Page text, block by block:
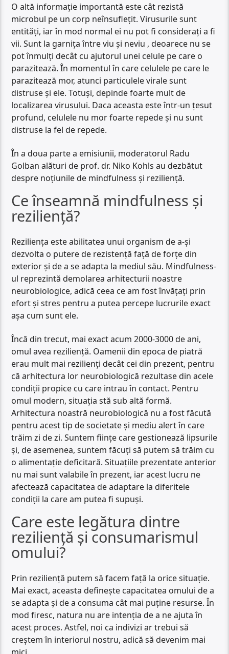
O altă informație importantă este cât rezistă
microbul pe un corp neînsuflețit. Virusurile sunt
entități, iar în mod normal ei nu pot fi considerați a fi
vii. Sunt la garnița între viu și neviu , deoarece nu se
pot înmulți decât cu ajutorul unei celule pe care o
parazitează. În momentul în care celulele pe care le
parazitează mor, atunci particulele virale sunt
distruse și ele. Totuși, depinde foarte mult de
localizarea virusului. Daca aceasta este într-un țesut
profund, celulele nu mor foarte repede și nu sunt
distruse la fel de repede.
În a doua parte a emisiunii, moderatorul Radu
Golban alături de prof. dr. Niko Kohls au dezbătut
despre noțiunile de mindfulness și reziliență.
Ce înseamnă mindfulness și
reziliență?
Reziliența este abilitatea unui organism de a-și
dezvolta o putere de rezistență față de forțe din
exterior și de a se adapta la mediul său. Mindfulness-
ul reprezintă demolarea arhitecturii noastre
neurobiologice, adică ceea ce am fost învățați prin
efort și stres pentru a putea percepe lucrurile exact
așa cum sunt ele.
Încă din trecut, mai exact acum 2000-3000 de ani,
omul avea reziliență. Oamenii din epoca de piatră
erau mult mai rezilienți decât cei din prezent, pentru
că arhitectura lor neurobiologică rezultase din acele
condiții propice cu care intrau în contact. Pentru
omul modern, situația stă sub altă formă.
Arhitectura noastră neurobiologică nu a fost făcută
pentru acest tip de societate și mediu alert în care
trăim zi de zi. Suntem ființe care gestionează lipsurile
și, de asemenea, suntem făcuți să putem să trăim cu
o alimentație deficitară. Situațiile prezentate anterior
nu mai sunt valabile în prezent, iar acest lucru ne
afectează capacitatea de adaptare la diferitele
condiții la care am putea fi supuși.
Care este legătura dintre
reziliență și consumarismul
omului?
Prin reziliență putem să facem față la orice situație.
Mai exact, aceasta definește capacitatea omului de a
se adapta și de a consuma cât mai puține resurse. În
mod firesc, natura nu are intenția de a ne ajuta în
acest proces. Astfel, noi ca indivizi ar trebui să
creștem în interiorul nostru, adică să devenim mai